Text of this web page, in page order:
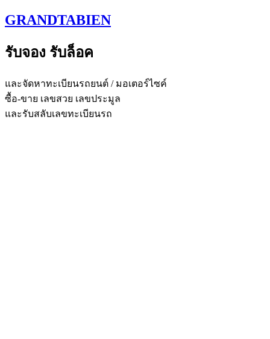
Skip
to
GRANDTABIEN
รับจอง รับล็อค
และจัดหาทะเบียนรถยนต์ / มอเตอร์ไซค์
ซื้อ-ขาย เลขสวย เลขประมูล
และรับสลับเลขทะเบียนรถ